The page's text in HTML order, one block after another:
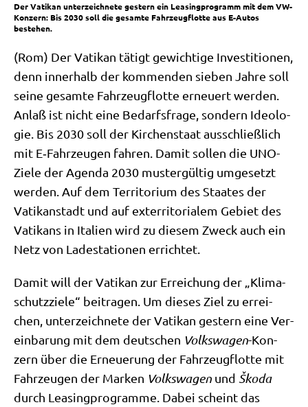
Der Vatikan unterzeichnete gestern ein Leasingprogramm mit dem VW-
Konzern: Bis 2030 soll die gesamte Fahrzeugflotte aus E-Autos
bestehen.
(Rom) Der Vati­kan tätigt gewich­ti­ge Inve­sti­tio­nen,
denn inner­halb der kom­men­den sie­ben Jah­re soll
sei­ne gesam­te Fahr­zeug­flot­te erneu­ert wer­den.
Anlaß ist nicht eine Bedarfs­fra­ge, son­dern Ideo­lo­
gie. Bis 2030 soll der Kir­chen­staat aus­schließ­lich
mit E‑Fahrzeugen fah­ren. Damit sol­len die UNO-
Zie­le der Agen­da 2030 muster­gül­tig umge­setzt
wer­den. Auf dem Ter­ri­to­ri­um des Staa­tes der
Vati­kan­stadt und auf exter­ri­to­ria­lem Gebiet des
Vati­kans in Ita­li­en wird zu die­sem Zweck auch ein
Netz von Lade­sta­tio­nen errichtet.
Damit will der Vati­kan zur Errei­chung der „Kli­ma­
schutz­zie­le“ bei­tra­gen. Um die­ses Ziel zu errei­
chen, unter­zeich­ne­te der Vati­kan gestern eine Ver­
ein­ba­rung mit dem deut­schen Volks­wa­gen-Kon­
zern über die Erneue­rung der Fahr­zeug­flot­te mit
Fahr­zeu­gen der Mar­ken Volks­wa­gen und Ško­da
durch Lea­sing­pro­gram­me. Dabei scheint das